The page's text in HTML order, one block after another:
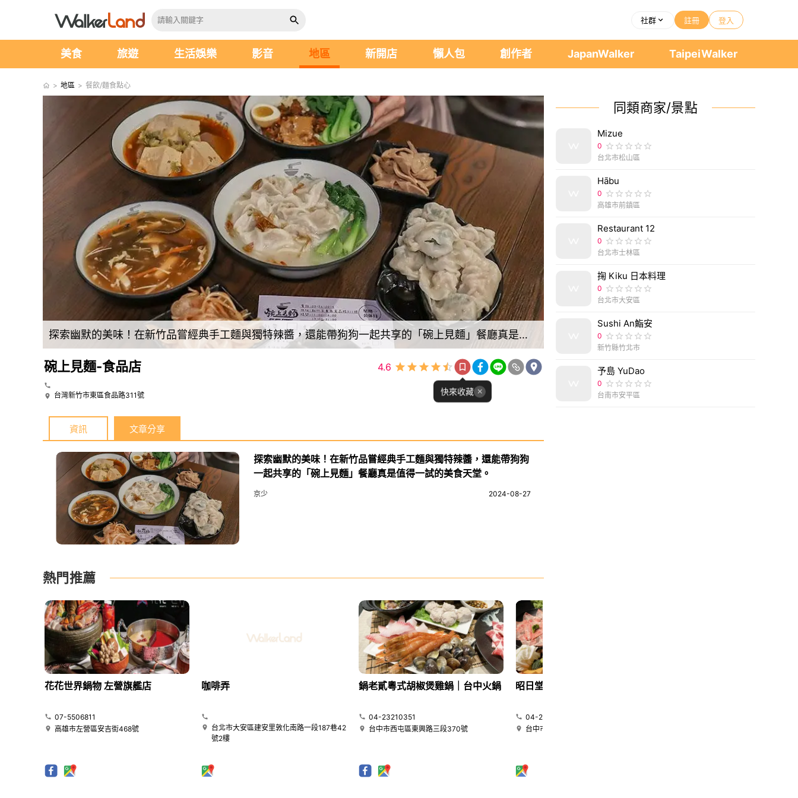
社群 註冊 登入
美食 旅遊 生活娛樂 影音 地區 新開店 懶人包 創作者 JapanWalker TaipeiWalker
> 地區 > 餐飲/麵食點心
探索幽默的美味！在新竹品嘗經典手工麵與獨特辣醬，還能帶狗狗一起共享的「碗上見麵」餐廳真是值得一試的美食天堂。
碗上見麵-食品店
台灣新竹市東區食品路311號
4.6
快來收藏
資訊 文章分享
探索幽默的美味！在新竹品嘗經典手工麵與獨特辣醬，還能帶狗狗
一起共享的「碗上見麵」餐廳真是值得一試的美食天堂。
京少 2024-08-27
熱門推薦
花花世界鍋物 左營旗艦店
07-5506811
高雄市左營區安吉街468號
咖啡弄
台北市大安區建安里敦化南路一段187巷42
號2樓
鍋老貳粵式胡椒煲雞鍋｜台中火鍋
04-23210351
台中市西屯區東興路三段370號
昭日堂鍋煮｜台中火鍋
04-22580269
台中市南屯區大墩十一街345號
同類商家/景點
Mizue
0
台北市松山區
Hābu
0
高雄市前鎮區
Restaurant 12
0
台北市士林區
掬 Kiku 日本料理
0
台北市大安區
Sushi An鮨安
0
新竹縣竹北市
予島 YuDao
0
台南市安平區